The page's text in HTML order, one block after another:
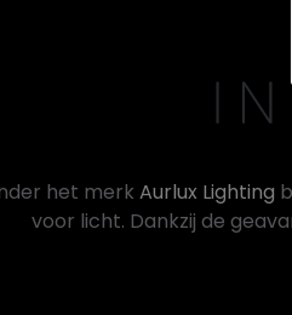
het merk Aurlux Lighting
voor licht. Dankzij de